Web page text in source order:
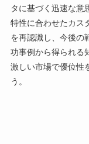
タに基づく迅速な意
特性に合わせたカス
を再認識し、今後の
功事例から得られる
激しい市場で優位性
う。